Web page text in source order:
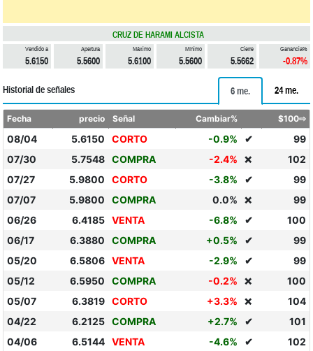
CRUZ DE HARAMI ALCISTA
Vendido a
5.6150
Apertura
5.5600
Máximo
5.6100
Mínimo
5.5600
Cierre
5.5662
Ganancia%
-0.87%
Historial de señales 6 me. 24 me.
Fecha precio Señal Cambiar% $100⇨
08/04 5.6150 CORTO -0.9% ✔
99
07/30
5.7548 COMPRA -2.4% ❌
102
07/27
5.9800 CORTO -3.8% ✔
99
07/07
5.9800 COMPRA 0.0% ❌
99
06/26
6.4185 VENTA -6.8% ✔
100
06/17
6.3880 COMPRA +0.5% ✔
99
05/20
6.5806 VENTA -2.9% ✔
99
05/12
6.5950 COMPRA -0.2% ❌
100
05/07
6.3819 CORTO +3.3% ❌
104
04/22
6.2125 COMPRA +2.7% ✔
101
04/06
6.5144 VENTA -4.6% ✔
102